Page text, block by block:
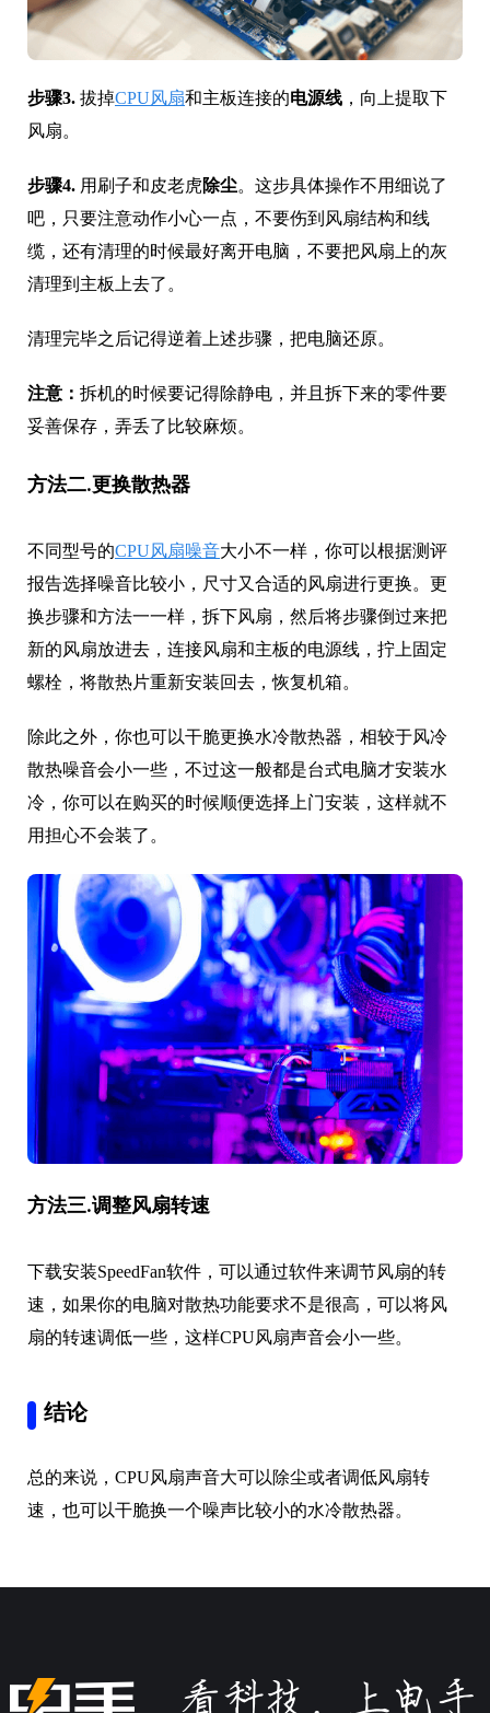
步骤3. 拔掉CPU风扇和主板连接的电源线 ，向上提取下
风扇。
步骤4. 用刷子和皮老虎除尘。这步具体操作不用细说了
吧，只要注意动作小心一点，不要伤到风扇结构和线
缆，还有清理的时候最好离开电脑，不要把风扇上的灰
清理到主板上去了。
清理完毕之后记得逆着上述步骤，把电脑还原。
注意： 拆机的时候要记得除静电，并且拆下来的零件要
妥善保存，弄丢了比较麻烦。
方法二.更换散热器
不同型号的CPU风扇噪音大小不一样，你可以根据测评
报告选择噪音比较小，尺寸又合适的风扇进行更换。更
换步骤和方法一一样，拆下风扇，然后将步骤倒过来把
新的风扇放进去，连接风扇和主板的电源线，拧上固定
螺栓，将散热片重新安装回去，恢复机箱。
除此之外，你也可以干脆更换水冷散热器，相较于风冷
散热噪音会小一些，不过这一般都是台式电脑才安装水
冷，你可以在购买的时候顺便选择上门安装，这样就不
用担心不会装了。
方法三.调整风扇转速
下载安装SpeedFan软件，可以通过软件来调节风扇的转
速，如果你的电脑对散热功能要求不是很高，可以将风
扇的转速调低一些，这样CPU风扇声音会小一些。
结论
总的来说，CPU风扇声音大可以除尘或者调低风扇转
速，也可以干脆换一个噪声比较小的水冷散热器。